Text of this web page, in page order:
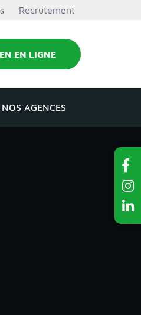
Recrutement
EN LIGNE
NOS AGENCES